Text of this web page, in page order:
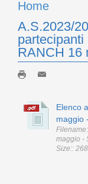
Home
A.S.2023/
RANCH 16
Elenco
maggio
maggio -
Size::